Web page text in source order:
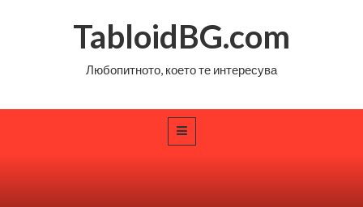
TabloidBG.com
Любопитното, което те интересува